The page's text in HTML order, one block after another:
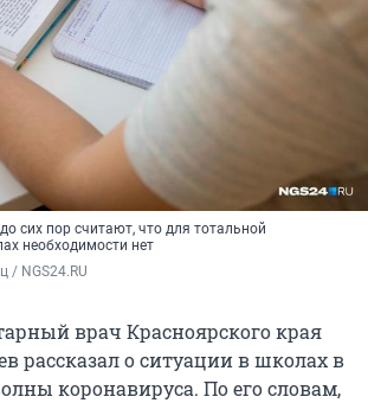
сих пор считают, что для тотальной
необходимости нет
/ NGS24.RU
врач Красноярского края
рассказал о ситуации в школах в
коронавируса. По его словам,